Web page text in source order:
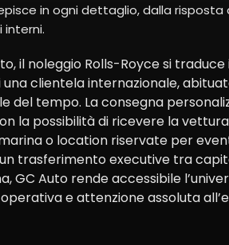
in ogni dettaglio, dalla risposta
interni.
il noleggio Rolls-Royce si
una clientela internazionale,
del tempo. La consegna
la possibilità di ricevere la
o location riservate per
trasferimento executive tra
GC Auto rende accessibile
e attenzione assoluta